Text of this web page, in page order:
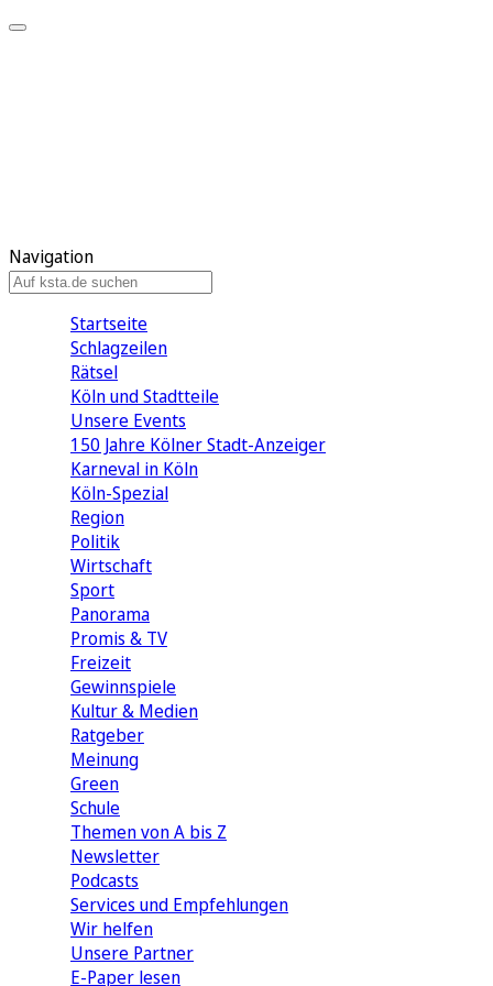
Navigation
Startseite
Schlagzeilen
Rätsel
Köln und Stadtteile
Unsere Events
150 Jahre Kölner Stadt-Anzeiger
Karneval in Köln
Köln-Spezial
Region
Politik
Wirtschaft
Sport
Panorama
Promis & TV
Freizeit
Gewinnspiele
Kultur & Medien
Ratgeber
Meinung
Green
Schule
Themen von A bis Z
Newsletter
Podcasts
Services und Empfehlungen
Wir helfen
Unsere Partner
E-Paper lesen